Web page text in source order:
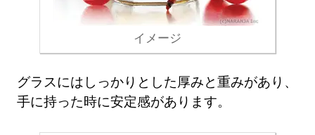
イメージ
グラスにはしっかりとした厚みと重みがあり、
手に持った時に安定感があります。